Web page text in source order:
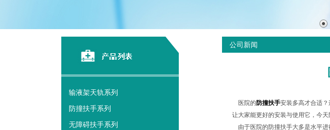
输液架天轨系列
防撞扶手系列
无障碍扶手系列
公司新闻
医院的 防撞扶手安装多高才合适
让大家能更好的安装与使用它，今
由于医院的防撞扶手大多是水平进